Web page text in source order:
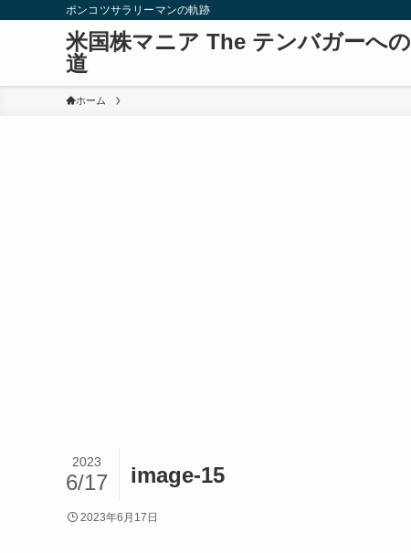
ポンコツサラリーマンの軌跡
米国株マニア The テンバガーへの
道
ホーム
image-15
2023
6/17
2023年6月17日